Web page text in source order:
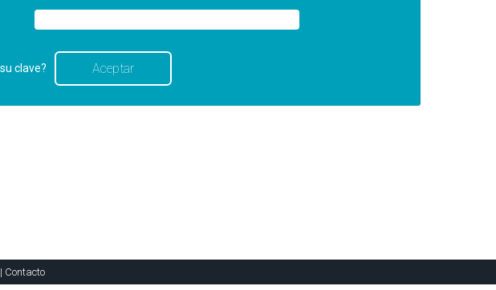
clave?
Contacto